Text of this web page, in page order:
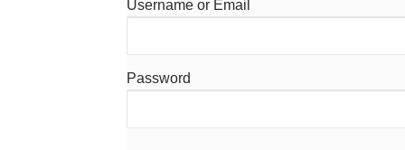
Username or Email
Password